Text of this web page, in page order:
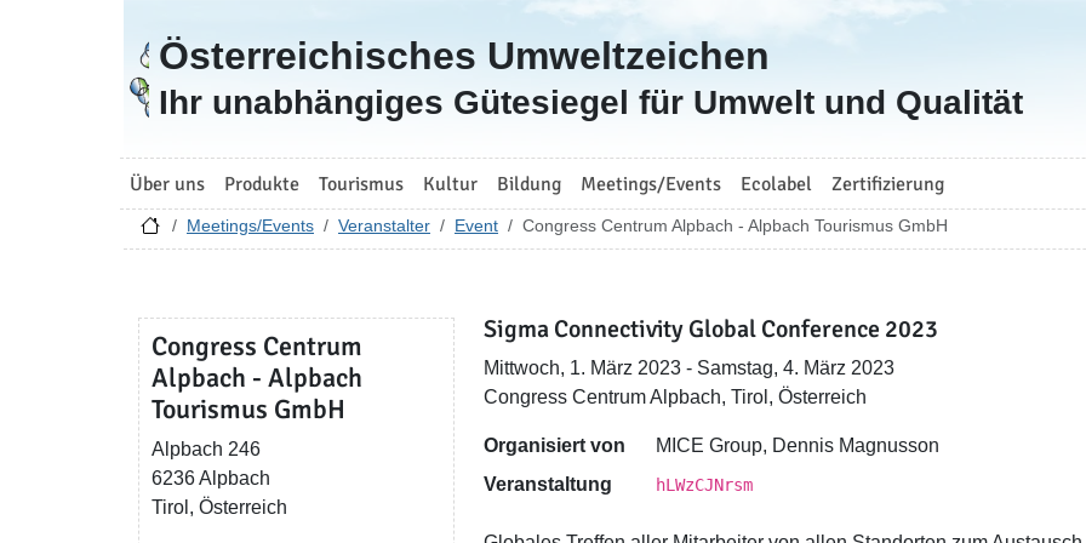
Zur Startseite
Österreichisches Umweltzeichen
Ihr unabhängiges Gütesiegel für Umwelt und Qualität
Über uns Produkte Tourismus Kultur Bildung Meetings/Events Ecolabel Zertifizierung
Meetings/Events Veranstalter Event Congress Centrum Alpbach - Alpbach Tourismus GmbH
Congress Centrum
Alpbach - Alpbach
Tourismus GmbH
Alpbach 246
6236 Alpbach
Tirol, Österreich
Sigma Connectivity Global Conference 2023
Mittwoch, 1. März 2023 - Samstag, 4. März 2023
Congress Centrum Alpbach, Tirol, Österreich
Organisiert von
MICE Group, Dennis Magnusson
Veranstaltung
hLWzCJNrsm